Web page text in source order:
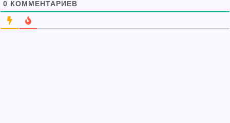
0 КОММЕНТАРИЕВ